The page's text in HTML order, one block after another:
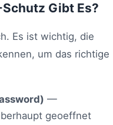
Gibt Es?
Es ist wichtig, die
um das richtige
—
geoeffnet